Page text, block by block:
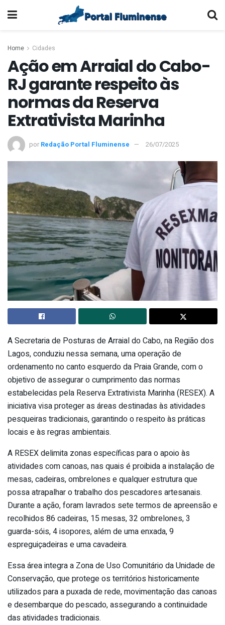
Home Cidades
Ação em Arraial do Cabo-
RJ garante respeito às
normas da Reserva
Extrativista Marinha
por Redação Portal Fluminense 26/07/2025
A Secretaria de Posturas de Arraial do Cabo, na Região dos
Lagos, conduziu nessa semana, uma operação de
ordenamento no canto esquerdo da Praia Grande, com o
objetivo de assegurar o cumprimento das normas
estabelecidas pela Reserva Extrativista Marinha (RESEX). A
iniciativa visa proteger as áreas destinadas às atividades
pesqueiras tradicionais, garantindo o respeito às práticas
locais e às regras ambientais.
A RESEX delimita zonas específicas para o apoio às
atividades com canoas, nas quais é proibida a instalação de
mesas, cadeiras, ombrelones e qualquer estrutura que
possa atrapalhar o trabalho dos pescadores artesanais.
Durante a ação, foram lavrados sete termos de apreensão e
recolhidos 86 cadeiras, 15 mesas, 32 ombrelones, 3
guarda-sóis, 4 isopores, além de uma enxada, 9
espreguiçadeiras e uma cavadeira.
Essa área integra a Zona de Uso Comunitário da Unidade de
Conservação, que protege os territórios historicamente
utilizados para a puxada de rede, movimentação das canoas
e desembarque do pescado, assegurando a continuidade
das atividades tradicionais.